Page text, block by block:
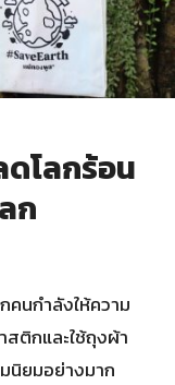
โลกร้อน
ก
คนกำลังให้ความ
ติกและใช้ถุงผ้า
นิยมอย่างมาก